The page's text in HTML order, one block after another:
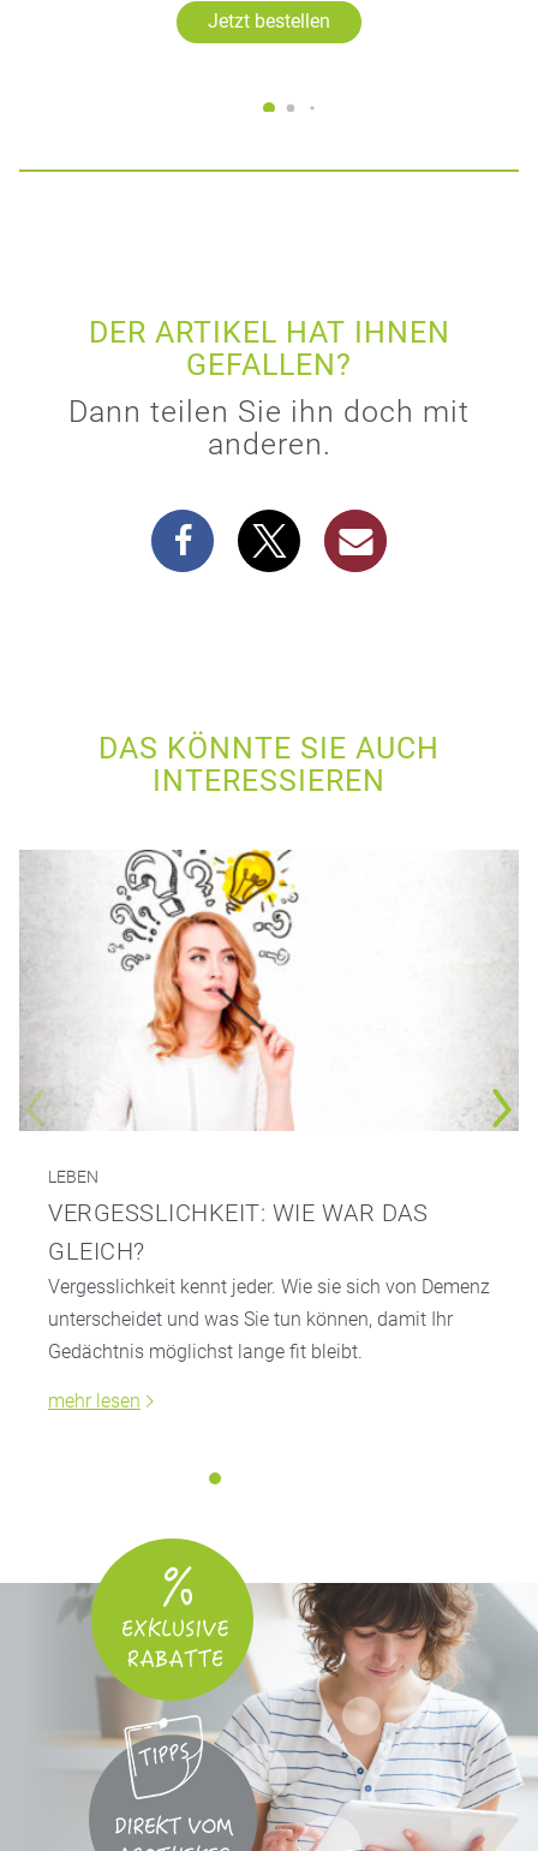
Jetzt bestellen
DER ARTIKEL HAT IHNEN
GEFALLEN?
Dann teilen Sie ihn doch mit
anderen.
DAS KÖNNTE SIE AUCH
INTERESSIEREN
LEBEN
VERGESSLICHKEIT: WIE WAR DAS
GLEICH?
Vergesslichkeit kennt jeder. Wie sie sich von Demenz
unterscheidet und was Sie tun können, damit Ihr
Gedächtnis möglichst lange fit bleibt.
mehr lesen